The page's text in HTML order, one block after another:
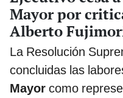
Mayor por
Alberto
La Resolución
concluidas las
Mayor como